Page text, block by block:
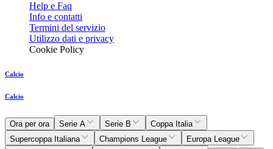
Help e Faq
Info e contatti
Termini del servizio
Utilizzo dati e privacy
Cookie Policy
Calcio
Calcio
Ora per ora Serie A Serie B
Coppa Italia
Supercoppa Italiana
Champions League
Europa League